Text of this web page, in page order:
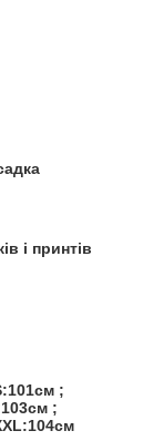
і принтів
;
;